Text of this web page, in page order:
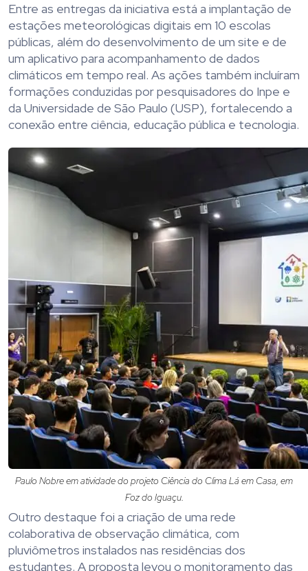
Entre as entregas da iniciativa está a implantação de
estações meteorológicas digitais em 10 escolas
públicas, além do desenvolvimento de um site e de
um aplicativo para acompanhamento de dados
climáticos em tempo real. As ações também incluíram
formações conduzidas por pesquisadores do Inpe e
da Universidade de São Paulo (USP), fortalecendo a
conexão entre ciência, educação pública e tecnologia.
Paulo Nobre em atividade do projeto Ciência do Clima Lá em Casa, em
Foz do Iguaçu.
Outro destaque foi a criação de uma rede
colaborativa de observação climática, com
pluviômetros instalados nas residências dos
estudantes. A proposta levou o monitoramento das